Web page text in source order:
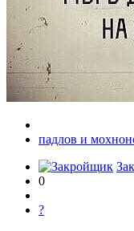
падлов и
0
?